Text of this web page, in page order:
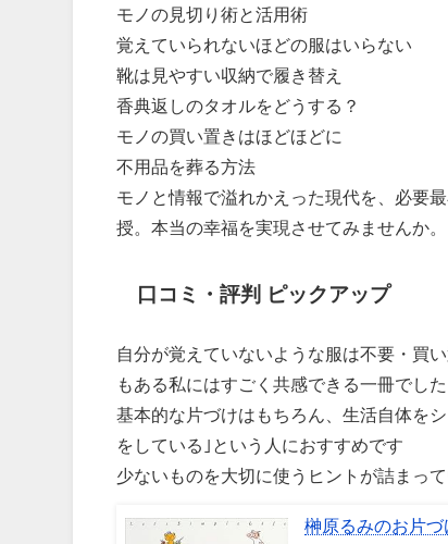
モノの見切り術と活用術
覚えていられないほどの服はいらない
靴は見やすい収納で履き替え
香典返しのタオルをどうする？
モノの買い置きはほどほどに
不用品を葬る方法
モノと情報で溢れかえった現代を、必要
授。本当の幸福を実現させてみませんか。
口コミ・評判 ピックアップ
自分が覚えていないような服は不要・買
もある私にはすごく共感できる一冊でした
基本的な片づけはもちろん、生活自体を
をしている｣という人におすすめです
少ないものを大切に使うヒントが詰まっ
榊原るみのお片づ